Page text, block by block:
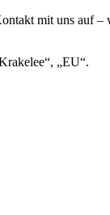
mit uns auf
„EU“.